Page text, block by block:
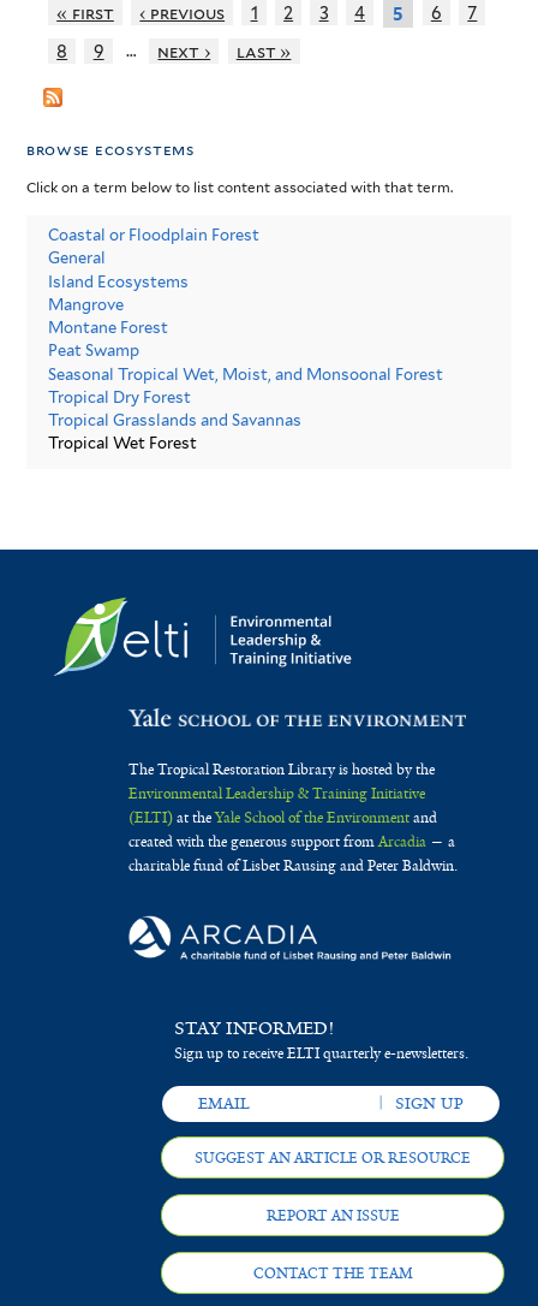
« first ‹ previous 1 2 3 4 5 6
7
8
9 … next › last »
browse ecosystems
Click on a term below to list content associated with that term.
Coastal or Floodplain Forest
General
Island Ecosystems
Mangrove
Montane Forest
Peat Swamp
Seasonal Tropical Wet, Moist, and Monsoonal Forest
Tropical Dry Forest
Tropical Grasslands and Savannas
Tropical Wet Forest
The Tropical Restoration Library is hosted by the
Environmental Leadership & Training Initiative
(ELTI)at theYale School of the Environmentand
created with the generous support fromArcadia— a
charitable fund of Lisbet Rausing and Peter Baldwin.
STAY INFORMED!
Sign up to receive ELTI quarterly e-newsletters.
SUGGEST AN ARTICLE OR RESOURCE
REPORT AN ISSUE
CONTACT THE TEAM